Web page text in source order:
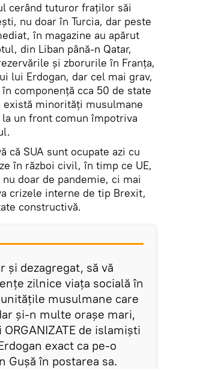
cerând tuturor fraților săi
nu doar în Turcia, dar peste
în magazine au apărut
din Liban până-n Qatar,
și zborurile în Franța,
lui Erdogan, dar cel mai grav,
componență cca 50 de state
minorități musulmane
un front comun împotriva
că SUA sunt ocupate azi cu
în război civil, în timp ce UE,
doar de pandemie, ci mai
crizele interne de tip Brexit,
constructivă.
și dezagregat, să vă
zilnice viața socială în
musulmane care
și-n multe orașe mari,
de islamiști
exact ca pe-o
Gușă în postarea sa.